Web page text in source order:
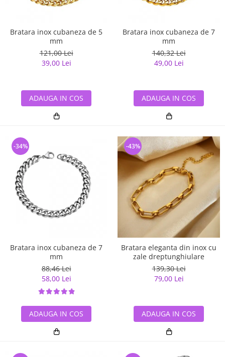
Bratara inox cubaneza de 5
mm
121,00 Lei
39,00 Lei
ADAUGA IN COS
Bratara inox cubaneza de 7
mm
140,32 Lei
49,00 Lei
ADAUGA IN COS
Bratara inox cubaneza de 7
mm
88,46 Lei
58,00 Lei
-34%
ADAUGA IN COS
Bratara eleganta din inox cu
zale dreptunghiulare
139,30 Lei
79,00 Lei
-43%
ADAUGA IN COS